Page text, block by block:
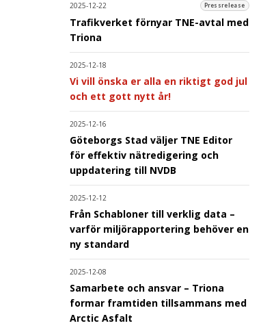
2025-12-22 Pressrelease
Trafikverket förnyar TNE-avtal med
Triona
2025-12-18
Vi vill önska er alla en riktigt god jul
och ett gott nytt år!
2025-12-16
Göteborgs Stad väljer TNE Editor
för effektiv nätredigering och
uppdatering till NVDB
2025-12-12
Från Schabloner till verklig data –
varför miljörapportering behöver en
ny standard
2025-12-08
Samarbete och ansvar – Triona
formar framtiden tillsammans med
Arctic Asfalt